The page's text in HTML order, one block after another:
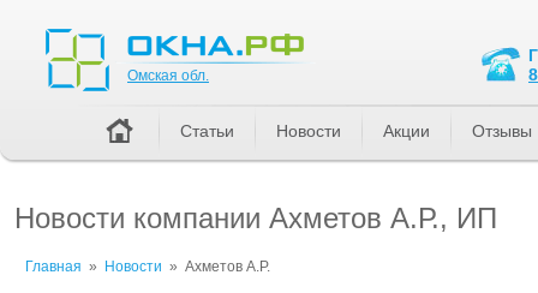
Новости компании Ахметов А.Р., ИП
Главная » Новости » Ахметов А.Р.
Омская обл.
Статьи Новости Акции Отзывы